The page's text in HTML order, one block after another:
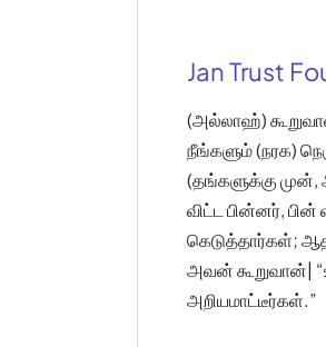
Jan Trust
(அல்லாஹ்)
நீங்களும் (நரக)
(தங்களுக்கு
விட்ட பின்னர்,
கெடுத்தார்கள்;
அவன் கூறுவான்|
அறியமாட்டீர்கள்.”